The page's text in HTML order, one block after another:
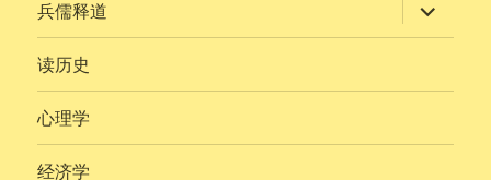
兵儒释道 开
子
读历史
心理学
经济学